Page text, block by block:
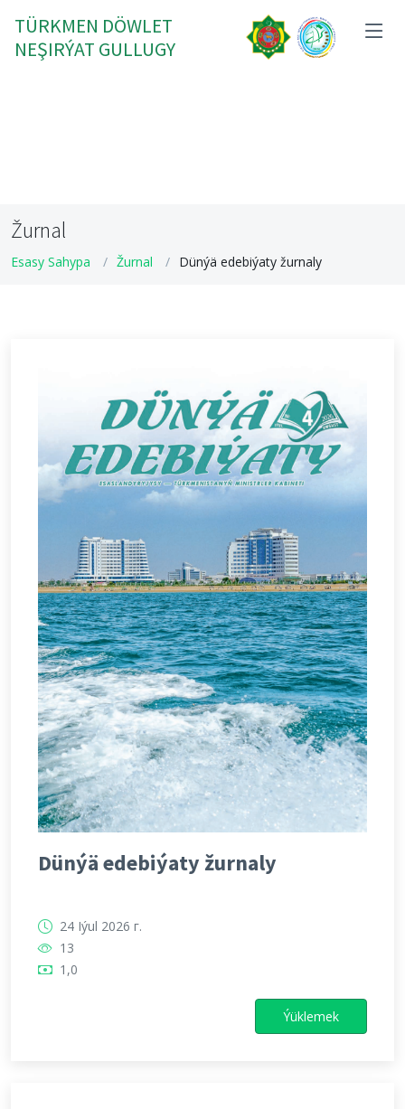
TÜRKMEN DÖWLET
NEŞIRÝAT GULLUGY
Žurnal
Esasy Sahypa Žurnal Dünýä edebiýaty žurnaly
Dünýä edebiýaty žurnaly
24 Iýul 2026 г.
13
1,0
Ýüklemek